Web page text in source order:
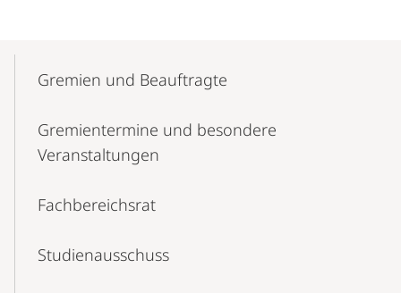
NavigationGremien und Beauftragte
Gremientermine und besondere
Veranstaltungen
Fachbereichsrat
Studienausschuss